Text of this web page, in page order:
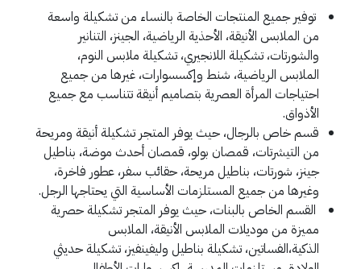
توفير جميع المنتجات الخاصة بالنساء من تشكيلة واسعة
من الملابس الأنيقة، الأحذية الرياضية، الجينز، التنانير
والشورتات، تشكيلة اللانجيري، تشكيلة ملابس النوم،
الملابس الرياضية، شنط وإكسسوارات، غيرها من جميع
احتياجات المرأة العصرية بتصاميم أنيقة تتناسب مع جميع
الأذواق.
قسم خاص بالرجال، حيث يوفر المتجر تشكيلة أنيقة ومريحة
من التيشرتات، قمصان بولو، قمصان أحدث موضة، بناطيل
جينز، شورتات، بناطيل مريحة، حقائب سفر، عطور فاخرة،
وغيرها من جميع المستلزمات الأساسية التي يحتاجها الرجل.
القسم الخاص بالبنات، حيث يوفر المتجر تشكيلة حصرية
مميزة من موديلات الملابس الأنيقة، الملابس
الذكية،الفساتين، تشكيلة بناطيل وليفينفيز، تشكيلة حديثي